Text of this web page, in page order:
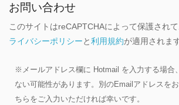
お問い合わせ
このサイトはreCAPTCHAによって保護され
ライバシーポリシーと利用規約が適用されます
※メールアドレス欄に Hotmail を入力する場合
ない可能性があります。別のEmailアドレスを
ちらをご入力いただければ幸いです。